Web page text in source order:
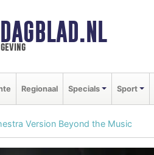
Regionaal Specials Sport
Version Beyond the Music